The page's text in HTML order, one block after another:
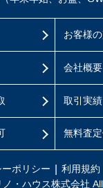
お客様
会社概要
取引実績
無料査
ポリシー 利用規約
・ハウス株式会社